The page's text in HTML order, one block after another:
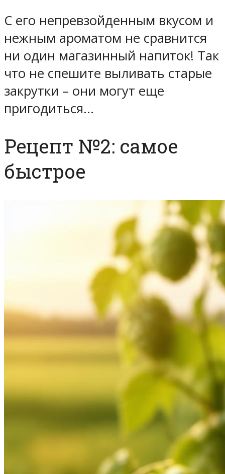
С его непревзойденным вкусом и
нежным ароматом не сравнится
ни один магазинный напиток! Так
что не спешите выливать старые
закрутки – они могут еще
пригодиться…
Рецепт №2: самое
быстрое